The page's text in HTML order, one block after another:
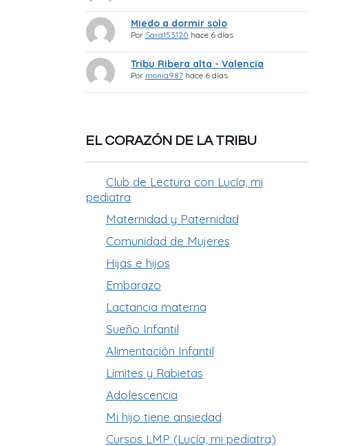
Miedo a dormir solo
Por Sara153120 hace 6 días
Tribu Ribera alta - Valencia
Por monia987 hace 6 días
EL CORAZÓN DE LA TRIBU
Club de Lectura con Lucía, mi
pediatra
Maternidad y Paternidad
Comunidad de Mujeres
Hijas e hijos
Embarazo
Lactancia materna
Sueño Infantil
Alimentación Infantil
Límites y Rabietas
Adolescencia
Mi hijo tiene ansiedad
Cursos LMP (Lucía, mi pediatra)